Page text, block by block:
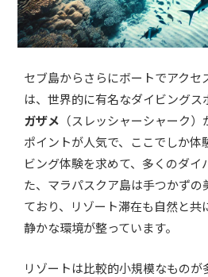
セブ島からさらにボートでアクセ
は、世界的に有名なダイビングス
ガザメ （スレッシャーシャーク
ポイントが人気で、ここでしか体
ビング体験を求めて、多くのダイ
た、マラパスクア島は手つかずの
ており、リゾート滞在も自然と共
静かな環境が整っています。
リゾートは比較的小規模なもの